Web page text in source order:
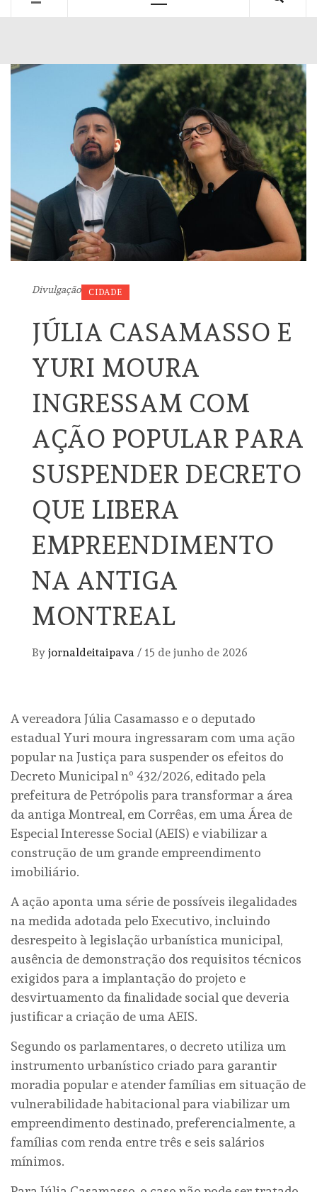
Divulgação CIDADE
JÚLIA CASAMASSO E
YURI MOURA
INGRESSAM COM
AÇÃO POPULAR PARA
SUSPENDER DECRETO
QUE LIBERA
EMPREENDIMENTO
NA ANTIGA
MONTREAL
By jornaldeitaipava / 15 de junho de 2026
A vereadora Júlia Casamasso e o deputado
estadual Yuri moura ingressaram com uma ação
popular na Justiça para suspender os efeitos do
Decreto Municipal nº 432/2026, editado pela
prefeitura de Petrópolis para transformar a área
da antiga Montreal, em Corrêas, em uma Área de
Especial Interesse Social (AEIS) e viabilizar a
construção de um grande empreendimento
imobiliário.
A ação aponta uma série de possíveis ilegalidades
na medida adotada pelo Executivo, incluindo
desrespeito à legislação urbanística municipal,
ausência de demonstração dos requisitos técnicos
exigidos para a implantação do projeto e
desvirtuamento da finalidade social que deveria
justificar a criação de uma AEIS.
Segundo os parlamentares, o decreto utiliza um
instrumento urbanístico criado para garantir
moradia popular e atender famílias em situação de
vulnerabilidade habitacional para viabilizar um
empreendimento destinado, preferencialmente, a
famílias com renda entre três e seis salários
mínimos.